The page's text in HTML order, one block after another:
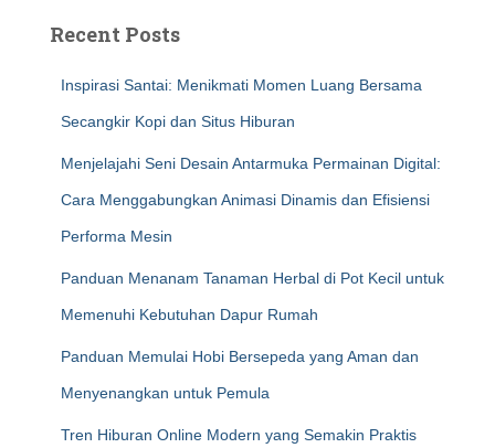
Recent Posts
Inspirasi Santai: Menikmati Momen Luang Bersama
Secangkir Kopi dan Situs Hiburan
Menjelajahi Seni Desain Antarmuka Permainan Digital:
Cara Menggabungkan Animasi Dinamis dan Efisiensi
Performa Mesin
Panduan Menanam Tanaman Herbal di Pot Kecil untuk
Memenuhi Kebutuhan Dapur Rumah
Panduan Memulai Hobi Bersepeda yang Aman dan
Menyenangkan untuk Pemula
Tren Hiburan Online Modern yang Semakin Praktis